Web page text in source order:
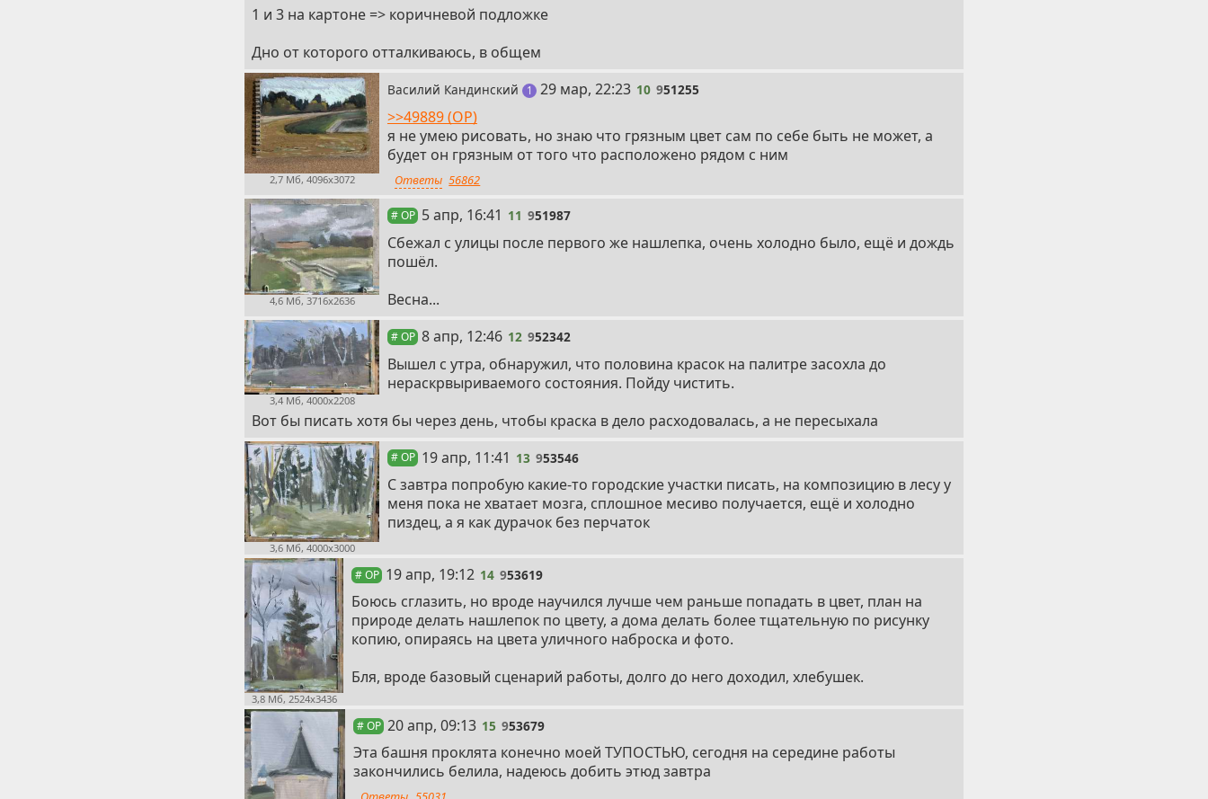
1 и 3 на картоне => коричневой подложке
Дно от которого отталкиваюсь, в общем
2,7 Мб, 4096x3072
Василий Кандинский 1 пост
10
29 мар, 22:23 10 951255
>>49889 (OP)
я не умею рисовать, но знаю что грязным цвет сам по себе быть не может, а
будет он грязным от того что расположено рядом с ним
Ответы 56862
4,6 Мб, 3716x2636
# OP 11
5 апр, 16:41 11 951987
Сбежал с улицы после первого же нашлепка, очень холодно было, ещё и дождь
пошёл.
Весна...
3,4 Мб, 4000x2208
# OP 12
8 апр, 12:46 12 952342
Вышел с утра, обнаружил, что половина красок на палитре засохла до
нераскрвыриваемого состояния. Пойду чистить.
Вот бы писать хотя бы через день, чтобы краска в дело расходовалась, а не пересыхала
3,6 Мб, 4000x3000
# OP 13
19 апр, 11:41 13 953546
С завтра попробую какие-то городские участки писать, на композицию в лесу у
меня пока не хватает мозга, сплошное месиво получается, ещё и холодно
пиздец, а я как дурачок без перчаток
3,8 Мб, 2524x3436
# OP 14
19 апр, 19:12 14 953619
Боюсь сглазить, но вроде научился лучше чем раньше попадать в цвет, план на
природе делать нашлепок по цвету, а дома делать более тщательную по рисунку
копию, опираясь на цвета уличного наброска и фото.
Бля, вроде базовый сценарий работы, долго до него доходил, хлебушек.
# OP 15
20 апр, 09:13 15 953679
Эта башня проклята конечно моей ТУПОСТЬЮ, сегодня на середине работы
закончились белила, надеюсь добить этюд завтра